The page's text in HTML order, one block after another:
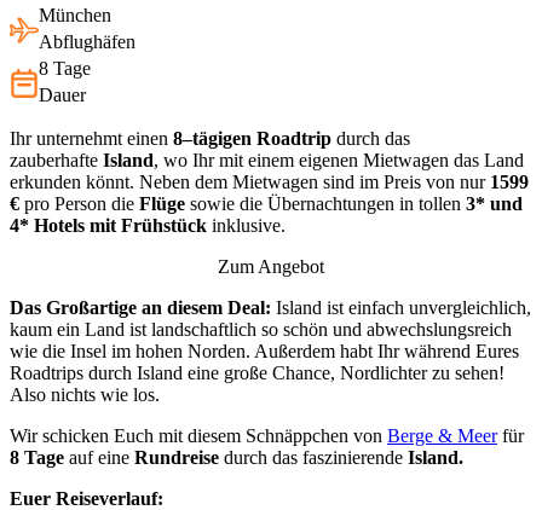
München
Abflughäfen
8 Tage
Dauer
Ihr unternehmt einen 8–tägigen Roadtrip durch das
zauberhafte Island, wo Ihr mit einem eigenen Mietwagen das Land
erkunden könnt. Neben dem Mietwagen sind im Preis von nur 1599
€ pro Person die Flüge sowie die Übernachtungen in tollen 3* und
4* Hotels mit Frühstück inklusive.
Zum Angebot
Das Großartige an diesem Deal: Island ist einfach unvergleichlich,
kaum ein Land ist landschaftlich so schön und abwechslungsreich
wie die Insel im hohen Norden. Außerdem habt Ihr während Eures
Roadtrips durch Island eine große Chance, Nordlichter zu sehen!
Also nichts wie los.
Wir schicken Euch mit diesem Schnäppchen von Berge & Meerfür
8 Tage auf eine Rundreise durch das faszinierende Island.
Euer Reiseverlauf: